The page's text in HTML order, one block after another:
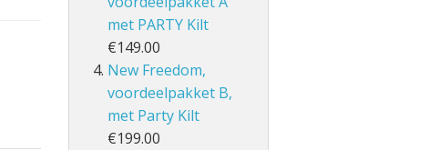
met PARTY Kilt
€149.00
New Freedom,
voordeelpakket B,
met Party Kilt
€199.00